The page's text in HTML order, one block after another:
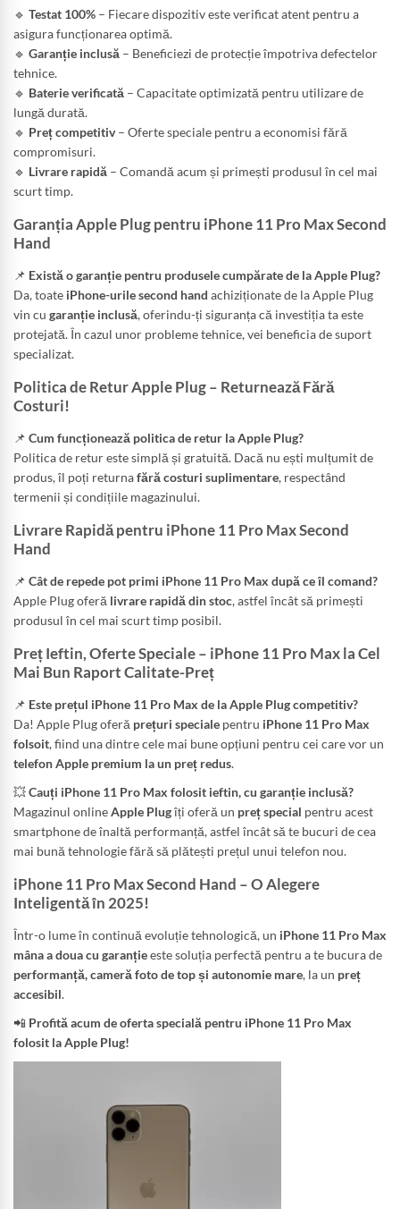
🔹 Testat 100% – Fiecare dispozitiv este verificat atent pentru a
asigura funcționarea optimă.
🔹 Garanție inclusă – Beneficiezi de protecție împotriva defectelor
tehnice.
🔹 Baterie verificată – Capacitate optimizată pentru utilizare de
lungă durată.
🔹 Preț competitiv– Oferte speciale pentru a economisi fără
compromisuri.
🔹 Livrare rapidă – Comandă acum și primești produsul în cel mai
scurt timp.
Garanția Apple Plug pentru iPhone 11 Pro Max Second
Hand
📌 Există o garanție pentru produsele cumpărate de la Apple Plug?
Da, toate iPhone-urile second hand achiziționate de la Apple Plug
vin cu garanție inclusă, oferindu-ți siguranța că investiția ta este
protejată. În cazul unor probleme tehnice, vei beneficia de suport
specializat.
Politica de Retur Apple Plug – Returnează Fără
Costuri!
📌 Cum funcționează politica de retur la Apple Plug?
Politica de retur este simplă și gratuită. Dacă nu ești mulțumit de
produs, îl poți returnafără costuri suplimentare, respectând
termenii și condițiile magazinului.
Livrare Rapidă pentru iPhone 11 Pro Max Second
Hand
📌 Cât de repede pot primi iPhone 11 Pro Max după ce îl comand?
Apple Plug oferă livrare rapidă din stoc, astfel încât să primești
produsul în cel mai scurt timp posibil.
Preț Ieftin, Oferte Speciale – iPhone 11 Pro Max la Cel
Mai Bun Raport Calitate-Preț
📌 Este prețul iPhone 11 Pro Max de la Apple Plug competitiv?
Da! Apple Plug oferă prețuri speciale pentru iPhone 11 Pro Max
folsoit, fiind una dintre cele mai bune opțiuni pentru cei care vor un
telefon Apple premium la un preț redus.
💥Cauți iPhone 11 Pro Max folosit ieftin, cu garanție inclusă?
Magazinul onlineApple Plugîți oferă un preț special pentru acest
smartphone de înaltă performanță, astfel încât să te bucuri de cea
mai bună tehnologie fără să plătești prețul unui telefon nou.
iPhone 11 Pro Max Second Hand – O Alegere
Inteligentă în 2025!
Într-o lume în continuă evoluție tehnologică, un iPhone 11 Pro Max
mâna a doua cu garanțieeste soluția perfectă pentru a te bucura de
performanță, cameră foto de top și autonomie mare, la un preț
accesibil.
📲 Profită acum de oferta specială pentru iPhone 11 Pro Max
folosit la Apple Plug!